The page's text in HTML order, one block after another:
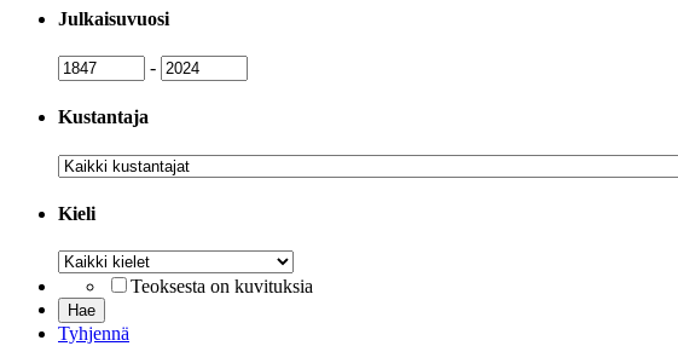
Julkaisuvuosi
Julkaisuvuosi
- Julkaisuvuosi
Kustantaja
Kustantaja
Kieli
Kieli
Teoksesta on kuvituksia
Tyhjennä